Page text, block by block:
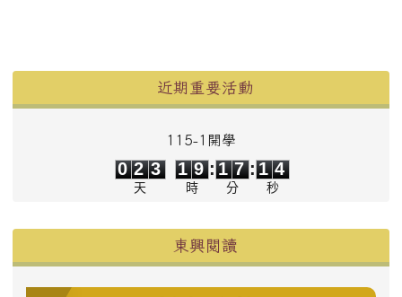
近期重要活動
115-1開學
0 2 3
天
1
1
9
9
時
:
1
1
7
7
分
: 1 4
秒
東興閱讀